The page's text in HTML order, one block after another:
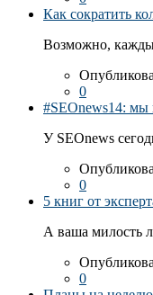
Как сократить
Возможно,
0
#SEOnews14: мы
У SEOnews
0
5 книг от
А ваша милость
0